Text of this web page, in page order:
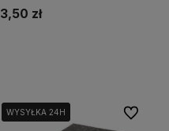
3,50 zł
WYSYŁKA 24H
WYSYŁKA 24H Do